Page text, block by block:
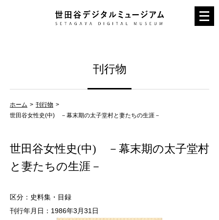
メ
ニ
刊行物
ホーム
刊行物
世田谷女性史(中) －幕末期の太子堂村と妻たちの生涯－
世田谷女性史(中) －幕末期の太子堂村
と妻たちの生涯－
区分：史料集・目録
刊行年月日：1986年3月31日